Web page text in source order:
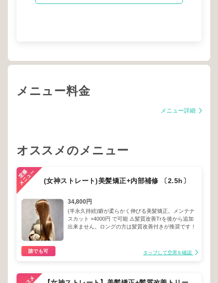
メニュー料金
メニュー詳細
オススメのメニュー
(女神ストレート)美髪矯正+内部補修 〔2.5h〕
34,800円
(半永久持続)癖が柔らかく伸びる美髪矯正。メンテナ
スカット +4000円 で可能 ⚠️髪質改善Trを後から追加
出来ません。ロングの方は髪質改善付きが推奨です！
誰でも可 タップして空席を確認